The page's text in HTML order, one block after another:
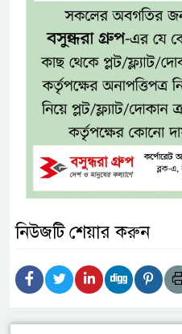
নিউজটি শেয়ার করুন